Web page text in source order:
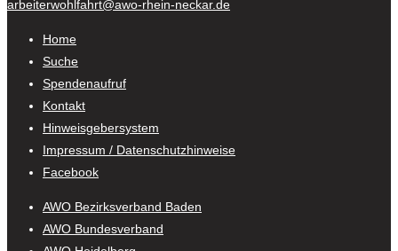
arbeiterwohlfahrt@awo-rhein-neckar.de
Home
Suche
Spendenaufruf
Kontakt
Hinweisgebersystem
Impressum / Datenschutzhinweise
Facebook
AWO Bezirksverband Baden
AWO Bundesverband